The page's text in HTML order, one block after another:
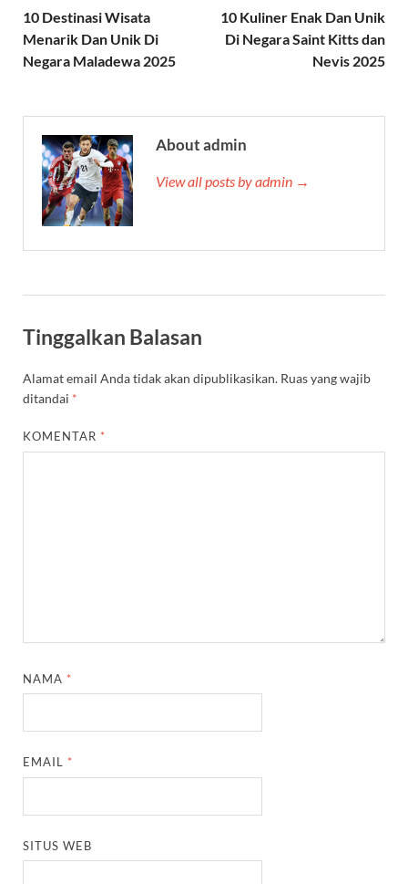
10 Destinasi Wisata
Menarik Dan Unik Di
Negara Maladewa 2025
10 Kuliner Enak Dan Unik
Di Negara Saint Kitts dan
Nevis 2025
About admin
View all posts by admin →
Tinggalkan Balasan
Alamat email Anda tidak akan dipublikasikan. Ruas yang wajib
ditandai *
KOMENTAR *
NAMA *
EMAIL *
SITUS WEB